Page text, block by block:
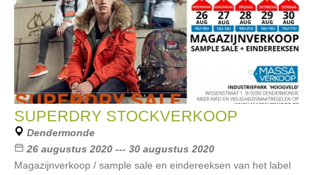
SUPERDRY STOCKVERKOOP
Dendermonde
26 augustus 2020 --- 30 augustus 2020
Magazijnverkoop / sample sale en eindereeksen van het label